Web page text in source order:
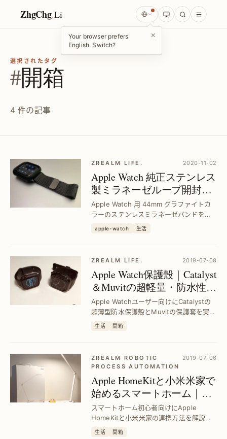
ZhgChg.Li
Your browser prefers
English. Switch?
×
選択されたタグ
#開箱
4 件の記事
ZREALM LIFE. 2020-11-02
Apple Watch 純正ステンレス
製ミラネーゼループ開封レ
ビュー｜高級感あふれるグ
ラファイトカラー
（44mm）
Apple Watch 用 44mm グラファイトカ
ラーのステンレスミラネーゼバンドを開
封。 耐久性や質感に不満を感じている方
に向けて、装着感とデザイン性を高める
apple-watch 生活
ZREALM LIFE. 2019-07-08
Apple Watch保護殼｜Catalyst
＆Muvitの超軽量・防水性能
を徹底比較
Apple Watchユーザー向けにCatalystの
超薄型防水保護殻とMuvitの保護套を実機
レビュー。耐久性や装着感の違いを明確
生活 開箱
ZREALM ROBOTIC
PROCESS AUTOMATION
2019-07-06
Apple HomeKitと小米米家で
始めるスマートホーム｜設
定と活用ガイド
スマートホーム初心者向けにApple
HomeKitと小米米家の連携方法を解説。
米家スマートカメラとスマートライトの
生活 開箱